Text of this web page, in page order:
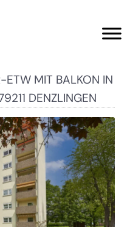
MIT BALKON IN
DENZLINGEN